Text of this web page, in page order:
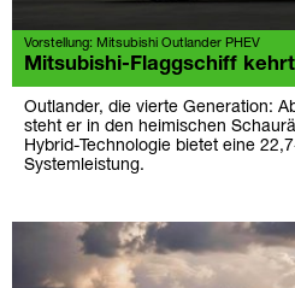
Vorstellung: Mitsubishi Outlander PHEV
Mitsubishi-Flaggschiff
Outlander, die vierte Generation:
steht er in den heimischen
Hybrid-Technologie bietet eine
Systemleistung.